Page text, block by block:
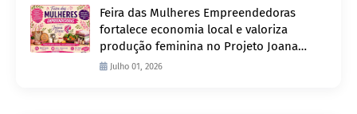
Feira das Mulheres Empreendedoras
fortalece economia local e valoriza
produção feminina no Projeto Joana
D’Arc
Julho 01, 2026